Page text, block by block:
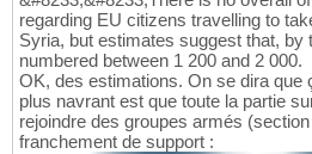
regarding EU citizens travelling to
Syria, but estimates suggest that, by
numbered between 1 200 and 2 000.
OK, des estimations. On se dira que
plus navrant est que toute la partie
rejoindre des groupes armés
franchement de support :